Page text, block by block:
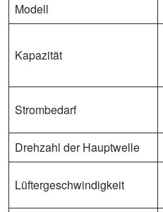
Modell
Kapazität
Strombedarf
Drehzahl der Hauptwelle
Lüftergeschwindigkeit